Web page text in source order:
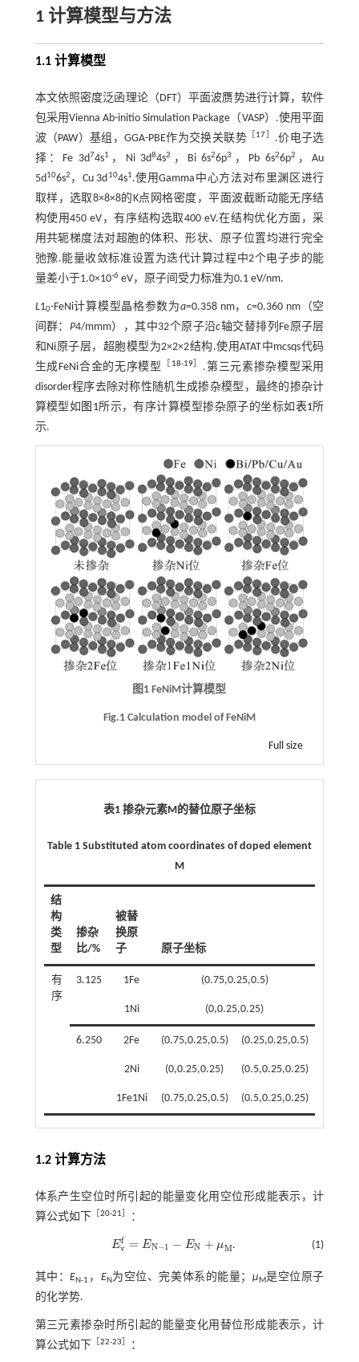
1 计算模型与方法
1.1 计算模型
本文依照密度泛函理论（DFT）平面波赝势进行计算，软件
包采用Vienna Ab-initio Simulation Package（VASP）.使用平面
波（PAW）基组，GGA-PBE作为交换关联势［ 17
.价电子选
择：Fe 3d74s1 ，Ni 3d84s2 ，Bi 6s26p3 ，Pb 6s26p2 ，Au
5d106s2 ，Cu 3d 104s1.使用Gamma中心方法对布里渊区进行
取样，选取8×8×8的K点网格密度，平面波截断动能无序结
构使用450 eV，有序结构选取400 eV.在结构优化方面，采
用共轭梯度法对超胞的体积、形状、原子位置均进行完全
弛豫.能量收敛标准设置为迭代计算过程中2个电子步的能
量差小于1.0×10-6eV，原子间受力标准为0.1 eV/nm.
L10-FeNi计算模型晶格参数为a=0.358 nm，c=0.360 nm（空
间群： P4/mmm），其中32个原子沿c轴交替排列Fe原子层
和Ni原子层，超胞模型为2×2×2结构.使用ATAT中mcsqs代码
生成FeNi合金的无序模型
18-19］ .第三元素掺杂模型采用
disorder程序去除对称性随机生成掺杂模型，最终的掺杂计
算模型如 图1所示，有序计算模型掺杂原子的坐标如 表1所
示.
图1 FeNiM计算模型
Fig.1 Calculation model of FeNiM
Full size
表1 掺杂元素M的替位原子坐标
Table 1 Substituted atom coordinates of doped element
M
结
构
类
型
掺杂
比/%
被替
换原
子
原子坐标
有
序
3.125 1Fe (0.75,0.25,0.5)
1Ni (0,0.25,0.25)
6.250 2Fe (0.75,0.25,0.5) (0.25,0.25,0.5)
2Ni (0,0.25,0.25) (0.5,0.25,0.25)
1Fe1Ni (0.75,0.25,0.5) (0.5,0.25,0.25)
1.2 计算方法
体系产生空位时所引起的能量变化用空位形成能表示，计
算公式如下［ 20-21 ：
Ef
v = EN−1 − EN + μM
Evf=EN-1-EN+μM . (1)
其中：EN-1 ， EN为空位、完美体系的能量； μM是空位原子
的化学势.
第三元素掺杂时所引起的能量变化用替位形成能表示，计
算公式如下［ 22-23 ：